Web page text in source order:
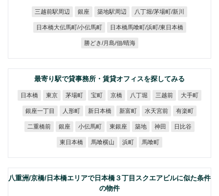
三越前駅周辺 銀座 築地駅周辺 八丁堀/茅場町/新川
日本橋大伝馬町/小伝馬町 日本橋馬喰町/浜町/東日本橋
勝どき/月島/佃/晴海
最寄り駅で貸事務所・賃貸オフィスを探してみる
日本橋 東京 茅場町 宝町 京橋 八丁堀 三越前 大手町
銀座一丁目 人形町 新日本橋 新富町 水天宮前 有楽町
二重橋前 銀座 小伝馬町 東銀座 築地 神田 日比谷
東日本橋 馬喰横山 浜町 馬喰町
八重洲/京橋/日本橋エリアで日本橋３丁目スクエアビルに似た条件
の物件